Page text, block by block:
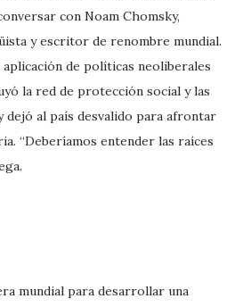
con Noam Chomsky,
y escritor de renombre mundial.
de políticas neoliberales
la red de protección social y las
dejó al país desvalido para afrontar
“Deberíamos entender las raíces
mundial para desarrollar una